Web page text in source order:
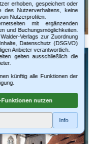
- Dom
erhoben, gespeichert oder
des Nutzerverhaltens, keine
Nutzerprofilen.
mit ergänzenden
und Buchungsmöglichkeiten.
Verlags zur Zuordnung
Datenschutz (DSGVO)
Anbieter verantwortlich.
gelten ausschließlich die
künftig alle Funktionen der
Funktionen nutzen
Info